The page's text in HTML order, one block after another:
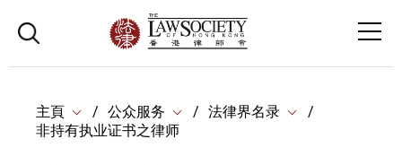
主頁 公众服务
法律界名录
非持有执业证书之律师